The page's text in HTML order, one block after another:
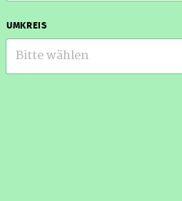
UMKREIS
Bitte wählen